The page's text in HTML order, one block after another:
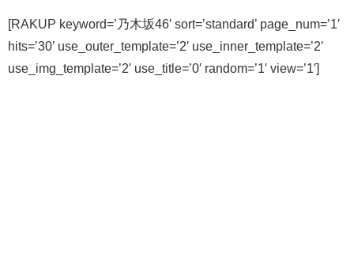
[RAKUP keyword=’乃木坂46′ sort=’standard’ page_num=’1′
hits=’30’ use_outer_template=’2′ use_inner_template=’2′
use_img_template=’2′ use_title=’0′ random=’1′ view=’1′]